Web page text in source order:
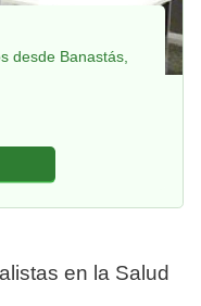
desde Banastás,
en la Salud